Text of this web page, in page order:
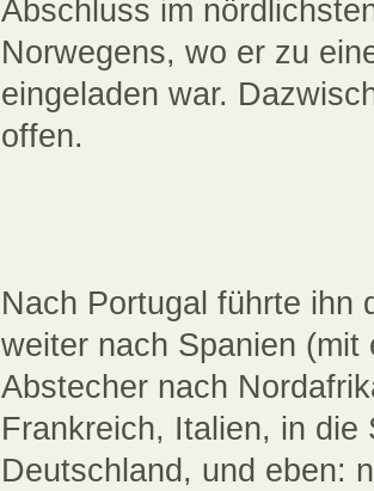
Abschluss im
Norwegens, wo er zu
eingeladen war.
offen.
Nach Portugal führte ihn
weiter nach Spanien (mit
Abstecher nach
Frankreich, Italien, in die
Deutschland, und eben: